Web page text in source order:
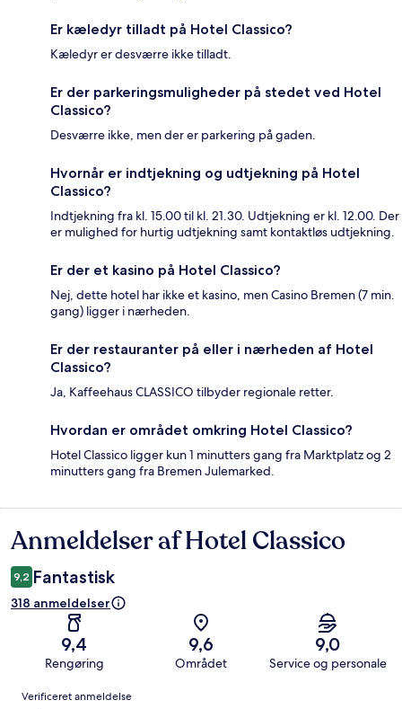
Er kæledyr tilladt på Hotel Classico?
Kæledyr er desværre ikke tilladt.
Er der parkeringsmuligheder på stedet ved Hotel
Classico?
Desværre ikke, men der er parkering på gaden.
Hvornår er indtjekning og udtjekning på Hotel
Classico?
Indtjekning fra kl. 15.00 til kl. 21.30. Udtjekning er kl. 12.00. Der
er mulighed for hurtig udtjekning samt kontaktløs udtjekning.
Er der et kasino på Hotel Classico?
Nej, dette hotel har ikke et kasino, men Casino Bremen (7 min.
gang) ligger i nærheden.
Er der restauranter på eller i nærheden af Hotel
Classico?
Ja, Kaffeehaus CLASSICO tilbyder regionale retter.
Hvordan er området omkring Hotel Classico?
Hotel Classico ligger kun 1 minutters gang fra Marktplatz og 2
minutters gang fra Bremen Julemarked.
Anmeldelser
Anmeldelser af Hotel Classico
9,2 Fantastisk
318 anmeldelser
9,4
Rengøring
9,6
Området
9,0
Service og personale
Anmeldelser
Verificeret anmeldelse